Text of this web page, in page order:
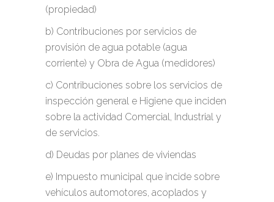
(propiedad)
b) Contribuciones por servicios de
provisión de agua potable (agua
corriente) y Obra de Agua (medidores)
c) Contribuciones sobre los servicios de
inspección general e Higiene que inciden
sobre la actividad Comercial, Industrial y
de servicios.
d) Deudas por planes de viviendas
e) Impuesto municipal que incide sobre
vehículos automotores, acoplados y